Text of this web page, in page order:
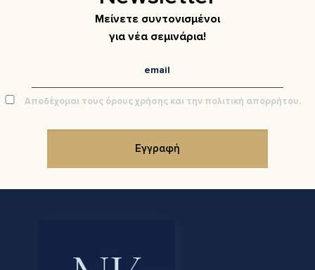
Μείνετε συντονισμένοι
για νέα σεμινάρια!
Αποδέχομαι τους όρους χρήσης και την πολιτική απορρήτου.